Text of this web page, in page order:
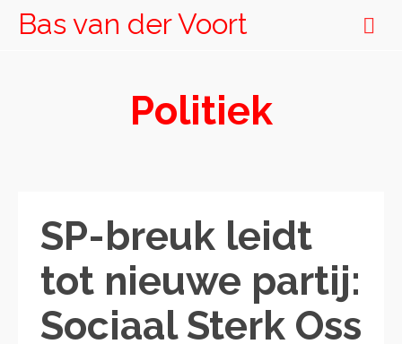
Bas van der Voort
Politiek
SP-breuk leidt
tot nieuwe partij:
Sociaal Sterk Oss